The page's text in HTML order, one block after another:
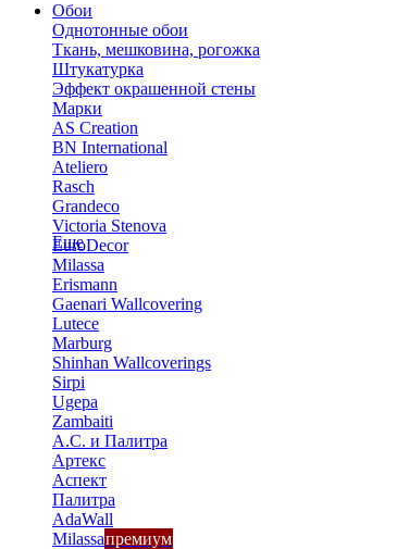
Обои
Однотонные обои
Ткань, мешковина, рогожка
Штукатурка
Эффект окрашенной стены
Марки
AS Creation
BN International
Ateliero
Rasch
Grandeco
Victoria Stenova
EuroDecor
Milassa
Erismann
Gaenari Wallcovering
Lutece
Marburg
Shinhan Wallcoverings
Sirpi
Ugepa
Zambaiti
А.С. и Палитра
Артекс
Аспект
Палитра
AdaWall
Milassaпремиум
Еще